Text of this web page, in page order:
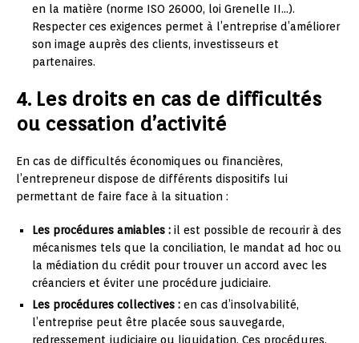
en la matière (norme ISO 26000, loi Grenelle II…).
Respecter ces exigences permet à l’entreprise d’améliorer
son image auprès des clients, investisseurs et
partenaires.
4. Les droits en cas de difficultés
ou cessation d’activité
En cas de difficultés économiques ou financières,
l’entrepreneur dispose de différents dispositifs lui
permettant de faire face à la situation :
Les procédures amiables : il est possible de recourir à des
mécanismes tels que la conciliation, le mandat ad hoc ou
la médiation du crédit pour trouver un accord avec les
créanciers et éviter une procédure judiciaire.
Les procédures collectives : en cas d’insolvabilité,
l’entreprise peut être placée sous sauvegarde,
redressement judiciaire ou liquidation. Ces procédures,